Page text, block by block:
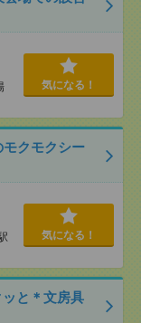
気になる！
モクモクシー
気になる！
ッと＊文房具